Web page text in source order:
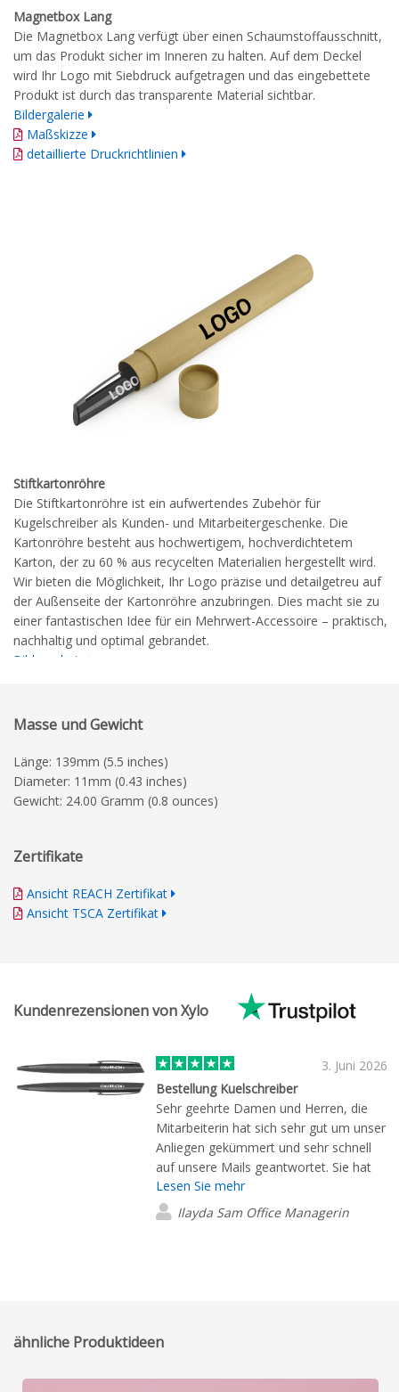
Magnetbox Lang
Die Magnetbox Lang verfügt über einen Schaumstoffausschnitt,
um das Produkt sicher im Inneren zu halten. Auf dem Deckel
wird Ihr Logo mit Siebdruck aufgetragen und das eingebettete
Produkt ist durch das transparente Material sichtbar.
Bildergalerie
Maßskizze
detaillierte Druckrichtlinien
Stiftkartonröhre
Die Stiftkartonröhre ist ein aufwertendes Zubehör für
Kugelschreiber als Kunden- und Mitarbeitergeschenke. Die
Kartonröhre besteht aus hochwertigem, hochverdichtetem
Karton, der zu 60 % aus recycelten Materialien hergestellt wird.
Wir bieten die Möglichkeit, Ihr Logo präzise und detailgetreu auf
der Außenseite der Kartonröhre anzubringen. Dies macht sie zu
einer fantastischen Idee für ein Mehrwert-Accessoire – praktisch,
nachhaltig und optimal gebrandet.
Bildergalerie
Masse und Gewicht
Länge: 139mm (5.5 inches)
Diameter: 11mm (0.43 inches)
Gewicht: 24.00 Gramm (0.8 ounces)
Zertifikate
Ansicht REACH Zertifikat
Ansicht TSCA Zertifikat
Kundenrezensionen von Xylo
3. Juni 2026
Bestellung Kuelschreiber
Sehr geehrte Damen und Herren, die
Mitarbeiterin hat sich sehr gut um unser
Anliegen gekümmert und sehr schnell
auf unsere Mails geantwortet. Sie hat
uns das Muster wie gewünscht
zukommen lassen und es auch auf
unsere Ansprüche und Wünsche
haben. Die Stifte sind hochwertig und
Grüße Xcellence Construction GmbH
Lesen Sie mehr
Ilayda Sam Office Managerin
ähnliche Produktideen